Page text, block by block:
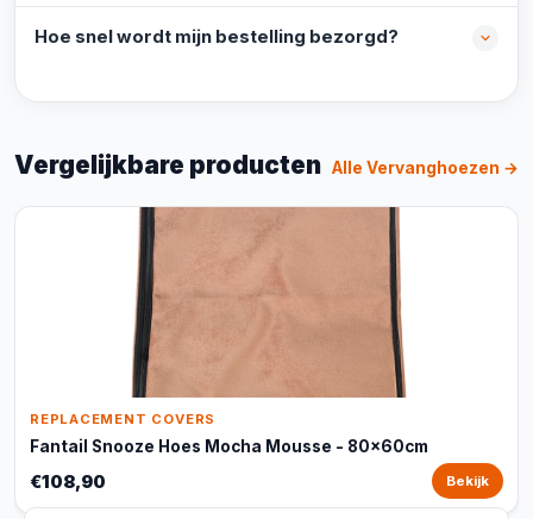
Hoe snel wordt mijn bestelling bezorgd?
Vergelijkbare producten Alle Vervanghoezen →
REPLACEMENT COVERS
Fantail Snooze Hoes Mocha Mousse - 80x60cm
€108,90 Bekijk